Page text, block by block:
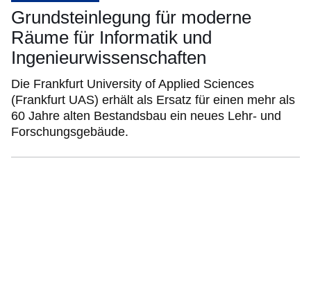
Grundsteinlegung für moderne
Räume für Informatik und
Ingenieurwissenschaften
Die Frankfurt University of Applied Sciences
(Frankfurt UAS) erhält als Ersatz für einen mehr als
60 Jahre alten Bestandsbau ein neues Lehr- und
Forschungsgebäude.